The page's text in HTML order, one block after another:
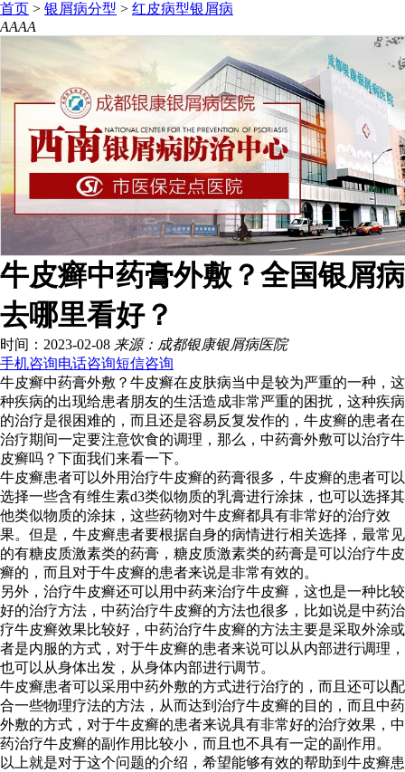
首页 > 银屑病分型 > 红皮病型银屑病
AAAA
牛皮癣中药膏外敷？全国银屑病
去哪里看好？
时间：2023-02-08 来源：成都银康银屑病医院
手机咨询电话咨询短信咨询
牛皮癣中药膏外敷？牛皮癣在皮肤病当中是较为严重的一种，这
种疾病的出现给患者朋友的生活造成非常严重的困扰，这种疾病
的治疗是很困难的，而且还是容易反复发作的，牛皮癣的患者在
治疗期间一定要注意饮食的调理，那么，中药膏外敷可以治疗牛
皮癣吗？下面我们来看一下。
牛皮癣患者可以外用治疗牛皮癣的药膏很多，牛皮癣的患者可以
选择一些含有维生素d3类似物质的乳膏进行涂抹，也可以选择其
他类似物质的涂抹，这些药物对牛皮癣都具有非常好的治疗效
果。但是，牛皮癣患者要根据自身的病情进行相关选择，最常见
的有糖皮质激素类的药膏，糖皮质激素类的药膏是可以治疗牛皮
癣的，而且对于牛皮癣的患者来说是非常有效的。
另外，治疗牛皮癣还可以用中药来治疗牛皮癣，这也是一种比较
好的治疗方法，中药治疗牛皮癣的方法也很多，比如说是中药治
疗牛皮癣效果比较好，中药治疗牛皮癣的方法主要是采取外涂或
者是内服的方式，对于牛皮癣的患者来说可以从内部进行调理，
也可以从身体出发，从身体内部进行调节。
牛皮癣患者可以采用中药外敷的方式进行治疗的，而且还可以配
合一些物理疗法的方法，从而达到治疗牛皮癣的目的，而且中药
外敷的方式，对于牛皮癣的患者来说具有非常好的治疗效果，中
药治疗牛皮癣的副作用比较小，而且也不具有一定的副作用。
以上就是对于这个问题的介绍，希望能够有效的帮助到牛皮癣患